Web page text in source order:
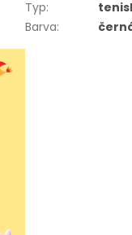
Typ:
Barva: